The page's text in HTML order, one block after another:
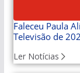
Faleceu Paula
Televisão de
Ler Notícias